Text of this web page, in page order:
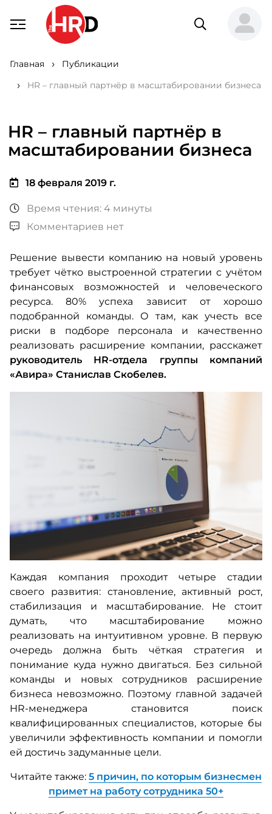
Главная
Публикации
HR – главный партнёр в масштабировании бизнеса
HR – главный партнёр в
масштабировании бизнеса
18 февраля 2019 г.
Время чтения: 4 минуты
Комментариев нет
Решение вывести компанию на новый уровень
требует чётко выстроенной стратегии с учётом
финансовых возможностей и человеческого
ресурса. 80% успеха зависит от хорошо
подобранной команды. О там, как учесть все
риски в подборе персонала и качественно
реализовать расширение компании, расскажет
руководитель HR-отдела группы компаний
«Авира» Станислав Скобелев.
Каждая компания проходит четыре стадии
своего развития: становление, активный рост,
стабилизация и масштабирование. Не стоит
думать, что масштабирование можно
реализовать на интуитивном уровне. В первую
очередь должна быть чёткая стратегия и
понимание куда нужно двигаться. Без сильной
команды и новых сотрудников расширение
бизнеса невозможно. Поэтому главной задачей
HR-менеджера становится поиск
квалифицированных специалистов, которые бы
увеличили эффективность компании и помогли
ей достичь задуманные цели.
Читайте также: 5 причин, по которым бизнесмен
примет на работу сотрудника 50+